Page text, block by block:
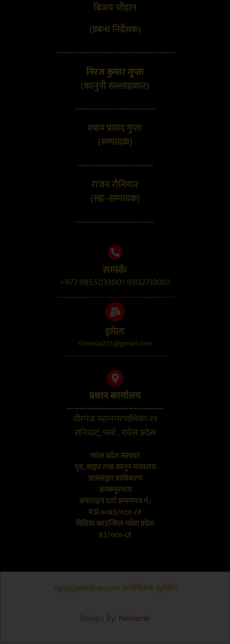
बिजय चौहान
(प्रबन्ध निर्देशक)
………………………………………………
निरज कुमार गुप्ता
(कानुनी सल्लाहकार)
………………………………
श्याम प्रसाद गुप्ता
(सम्पादक)
…………………………….
राजन रौनियार
(सह–सम्पादक)
……………………………..
सम्पर्कः
+977-9855033001 9802733001
..........................................................
इमेलः
Gmedia255@gmail.com
....................................................................
प्रधान कार्यालय
...............................................
वीरगंज महानगरपालिका-११
रानिघाट, पर्सा , मधेस प्रदेस
मधेस प्रदेश सरकार
गृह, सञ्चार तथा कानून मन्त्रालय
आमसञ्चार प्राधिकरण
जनकपुरधाम
अनलाइन दर्ता प्रमाणपत्र नं.:
म.प्र.००४३/०८०-८१
मिडिया काउन्सिल मधेश प्रदेश
४३/०८०-८१
©gopyakhabar.com सर्वाधिकार सुरक्षित
Design By: Neelamb